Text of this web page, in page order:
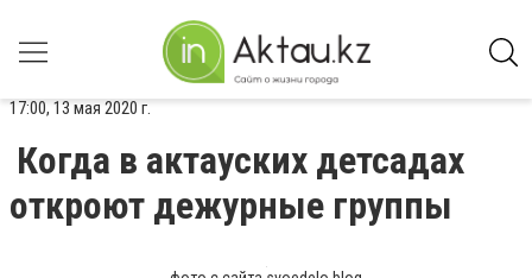
17:00, 13 мая 2020 г.
Когда в актауских детсадах
откроют дежурные группы